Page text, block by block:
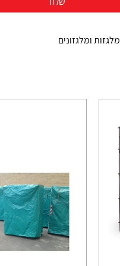
מלגזות ומלגזונים